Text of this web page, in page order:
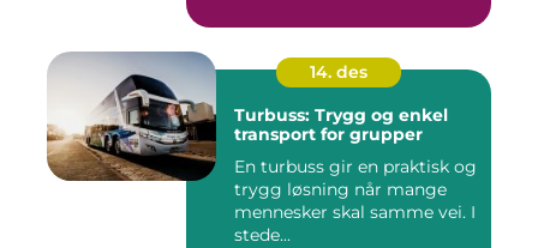
14. des
Turbuss: Trygg og enkel
transport for grupper
En turbuss gir en praktisk og
trygg løsning når mange
mennesker skal samme vei. I
stede...